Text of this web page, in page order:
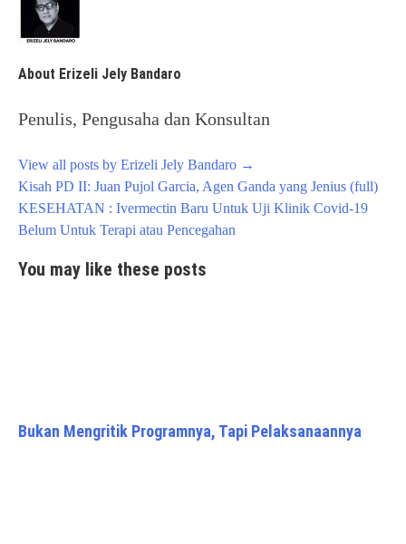
About Erizeli Jely Bandaro
Penulis, Pengusaha dan Konsultan
View all posts by Erizeli Jely Bandaro →
Post
navigation
Kisah PD II: Juan Pujol Garcia, Agen Ganda yang Jenius (full)
KESEHATAN : Ivermectin Baru Untuk Uji Klinik Covid-19
Belum Untuk Terapi atau Pencegahan
You may like these posts
Bukan Mengritik Programnya, Tapi Pelaksanaannya